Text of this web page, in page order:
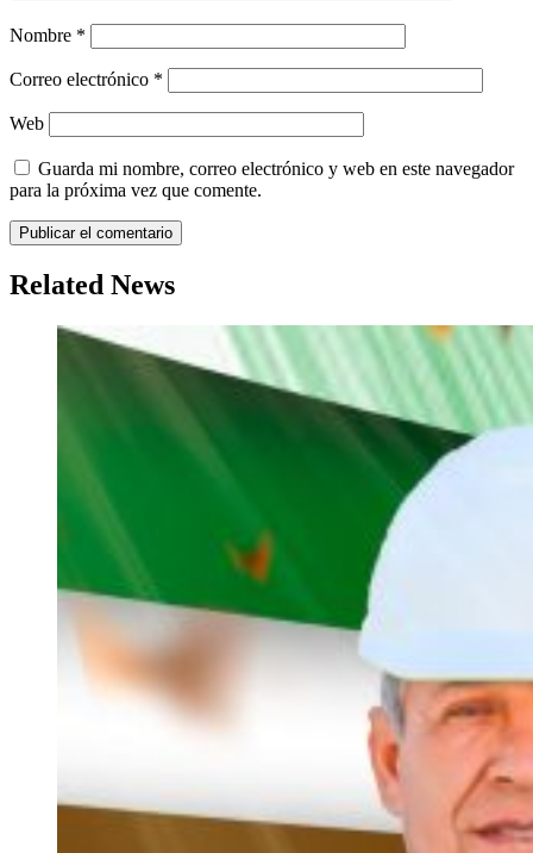
Nombre *
Correo electrónico *
Web
Guarda mi nombre, correo electrónico y web en este navegador
para la próxima vez que comente.
Related News